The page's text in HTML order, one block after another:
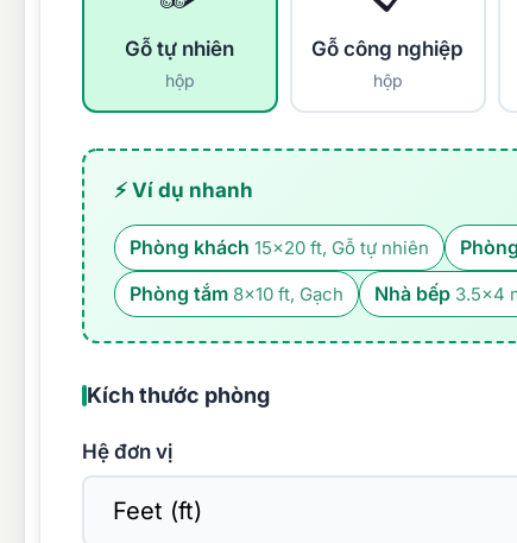
Gỗ tự nhiên
hộp
Gỗ công nghiệp
hộp
⚡ Ví dụ nhanh
Phòng khách 15×20 ft, Gỗ tự nhiên
Phòng tắm 8×10 ft, Gạch Nhà bếp 3.5×4
Kích thước phòng
Hệ đơn vị